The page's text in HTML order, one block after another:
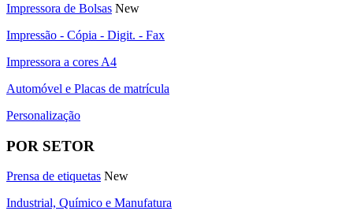
Impressora de Bolsas New
Impressão - Cópia - Digit. - Fax
Impressora a cores A4
Automóvel e Placas de matrícula
Personalização
POR SETOR
Prensa de etiquetas New
Industrial, Químico e Manufatura